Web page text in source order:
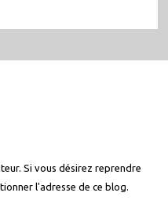
Si vous désirez reprendre
l'adresse de ce blog.